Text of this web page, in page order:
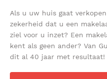
Als u uw huis gaat
zekerheid dat u een
ziel voor u inzet? Een
kent als geen ander? Van
dit al 40 jaar met resultaat!